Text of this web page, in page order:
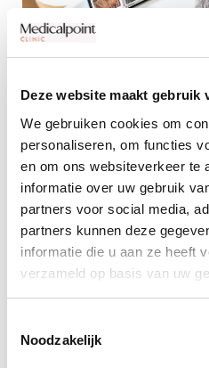
Deze website maakt gebruik
We gebruiken cookies om
personaliseren, om functies
en om ons websiteverkeer te
informatie over uw gebruik
partners voor social media,
partners kunnen deze
informatie die u aan ze heeft
verzameld op basis van uw
Noodzakelijk
Haaranalyse
Je kan op verschillende
haaranalyse krijgen.
Een persoonlijk
Foto’s sturen van
contactformulier